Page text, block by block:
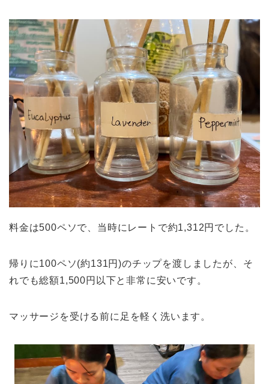
料金は500ペソで、当時にレートで約1,312円でした。
帰りに100ペソ(約131円)のチップを渡しましたが、そ
れでも総額1,500円以下と非常に安いです。
マッサージを受ける前に足を軽く洗います。